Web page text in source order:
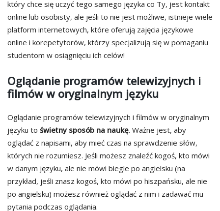
który chce się uczyć tego samego języka co Ty, jest kontakt
online lub osobisty, ale jeśli to nie jest możliwe, istnieje wiele
platform internetowych, które oferują zajęcia językowe
online i korepetytorów, którzy specjalizują się w pomaganiu
studentom w osiągnięciu ich celów!
Oglądanie programów telewizyjnych i
filmów w oryginalnym języku
Oglądanie programów telewizyjnych i filmów w oryginalnym
języku to świetny sposób na naukę. Ważne jest, aby
oglądać z napisami, aby mieć czas na sprawdzenie słów,
których nie rozumiesz. Jeśli możesz znaleźć kogoś, kto mówi
w danym języku, ale nie mówi biegle po angielsku (na
przykład, jeśli znasz kogoś, kto mówi po hiszpańsku, ale nie
po angielsku) możesz również oglądać z nim i zadawać mu
pytania podczas oglądania.